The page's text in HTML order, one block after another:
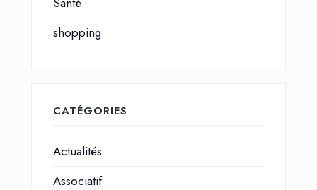
shopping
CATÉGORIES
Actualités
Associatif